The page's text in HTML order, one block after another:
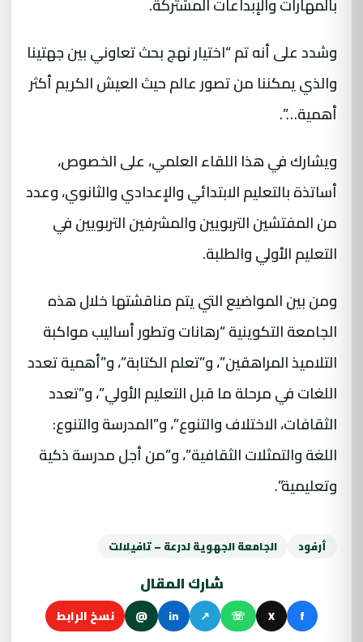
وشدد على أنه تم “اختيار نهج بحث تعاوني بين جهتينا
والذي يمكننا من تصور عالم حيث العيش الكريم أكثر
أهمية…”.
ويشارك في هذا اللقاء العلمي، على الخصوص،
أساتذة بالتعليم الابتدائي والإعدادي والثانوي، وعدد
من المفتشين التربويين والمشرفين التربويين في
التعليم الأولي والطلبة.
ومن بين المواضيع التي يتم مناقشتها خلال هذه
الجامعة التكوينية “رهانات وتطور أساليب مواكبة
التلاميذ المراهقين”، و”تعلم الكتابة”، و”أهمية تعدد
اللغات في مرحلة ما قبل التعليم الأولي”، و”تعدد
الثقافات، الاختلاف والتنوع”، و”المدرسة والتنوع:
اللغة والتمثلات الثقافية”، و”من أجل مدرسة ذكية
وتعليمية”.
أرفود الجامعة الجهوية لدرعة – تافيلالت
شارك المقال
f
X
☏
↗
in
@ نسخ الرابط